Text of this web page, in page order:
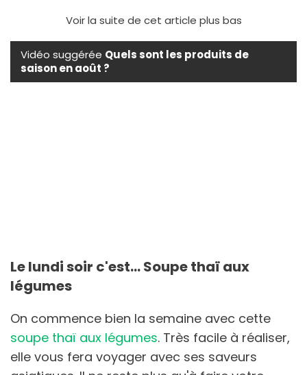
Voir la suite de cet article plus bas
Vidéo suggérée Quels sont les produits de
saison en août ?
Le lundi soir c'est... Soupe thaï aux
légumes
On commence bien la semaine avec cette
soupe thaï aux légumes. Très facile à réaliser,
elle vous fera voyager avec ses saveurs